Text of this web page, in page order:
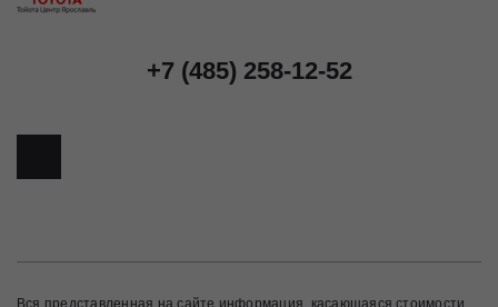
+7 (485) 258-12-52
Вся представленная на сайте информация, касающаяся стоимости